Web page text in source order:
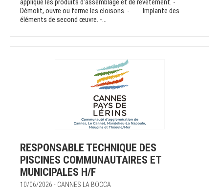
applique les produits d'assemblage et de revêtement. -
Démolit, ouvre ou ferme les cloisons. - Implante des
éléments de second œuvre. -...
RESPONSABLE TECHNIQUE DES
PISCINES COMMUNAUTAIRES ET
MUNICIPALES H/F
10/06/2026 - CANNES LA BOCCA